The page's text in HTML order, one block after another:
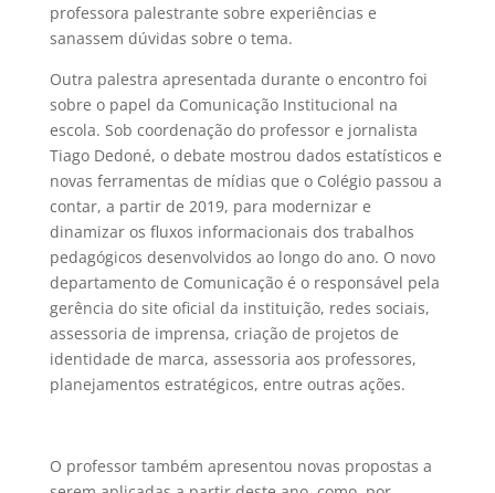
professora palestrante sobre experiências e
sanassem dúvidas sobre o tema.
Outra palestra apresentada durante o encontro foi
sobre o papel da Comunicação Institucional na
escola. Sob coordenação do professor e jornalista
Tiago Dedoné, o debate mostrou dados estatísticos e
novas ferramentas de mídias que o Colégio passou a
contar, a partir de 2019, para modernizar e
dinamizar os fluxos informacionais dos trabalhos
pedagógicos desenvolvidos ao longo do ano. O novo
departamento de Comunicação é o responsável pela
gerência do site oficial da instituição, redes sociais,
assessoria de imprensa, criação de projetos de
identidade de marca, assessoria aos professores,
planejamentos estratégicos, entre outras ações.
O professor também apresentou novas propostas a